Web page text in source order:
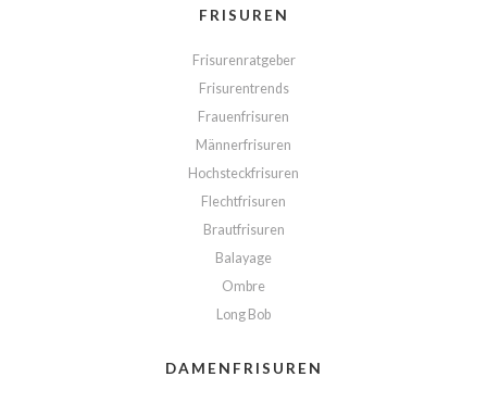
FRISUREN
Frisurenratgeber
Frisurentrends
Frauenfrisuren
Männerfrisuren
Hochsteckfrisuren
Flechtfrisuren
Brautfrisuren
Balayage
Ombre
Long Bob
DAMENFRISUREN